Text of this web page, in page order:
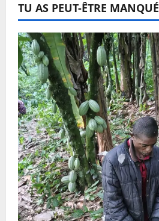
TU AS PEUT-ÊTRE MANQUÉ